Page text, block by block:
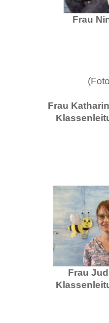
Frau
Frau
Frau